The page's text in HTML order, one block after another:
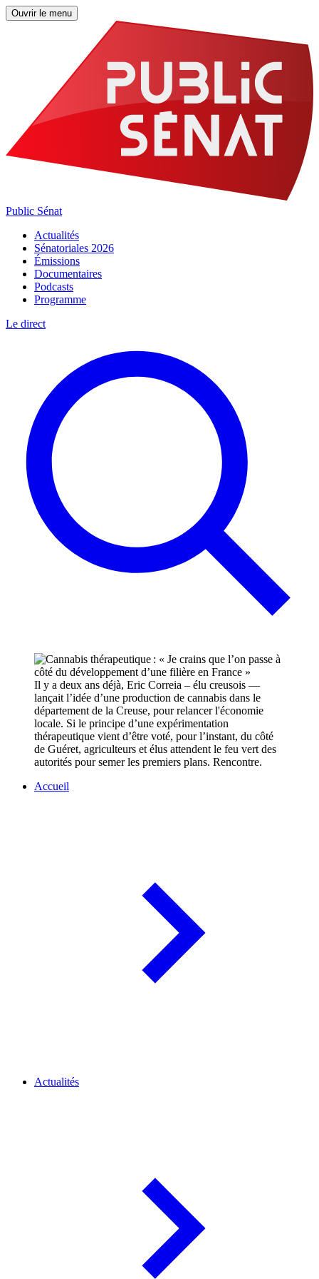
Ouvrir le menu
Public Sénat
Actualités
Sénatoriales 2026
Émissions
Documentaires
Podcasts
Programme
Le direct
Il y a deux ans déjà, Eric Correia – élu creusois —
lançait l’idée d’une production de cannabis dans le
département de la Creuse, pour relancer l'économie
locale. Si le principe d’une expérimentation
thérapeutique vient d’être voté, pour l’instant, du côté
de Guéret, agriculteurs et élus attendent le feu vert des
autorités pour semer les premiers plans. Rencontre.
Accueil
Actualités